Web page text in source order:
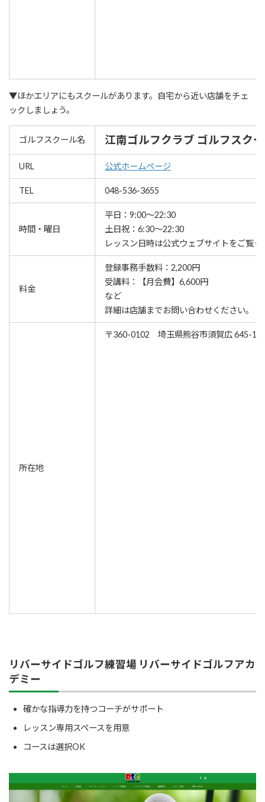
▼ほかエリアにもスクールがあります。自宅から近い店舗をチェ
ックしましょう。
ゴルフスクール名 江南ゴルフクラブ ゴルフスク
URL 公式ホームページ
TEL 048-536-3655
時間・曜日
平日：9:00～22:30
土日祝：6:30～22:30
レッスン⽇時は公式ウェブサイトをご覧く
料金
登録事務手数料：2,200円
受講料：【月会費】6,600円
など
詳細は店舗までお問い合わせください。
所在地
〒360-0102 埼玉県熊谷市須賀広 645-1
リバーサイドゴルフ練習場 リバーサイドゴルフアカ
デミー
確かな指導力を持つコーチがサポート
レッスン専用スペースを用意
コースは選択OK